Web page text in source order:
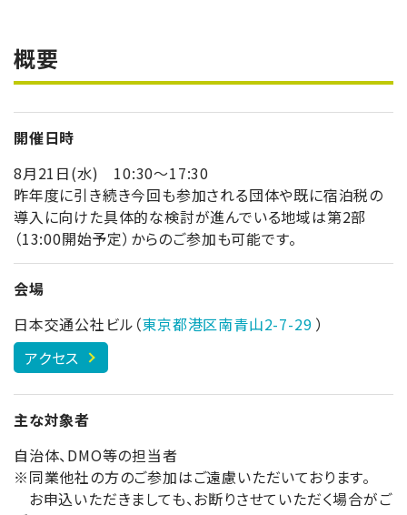
概要
開催日時
8月21日(水) 10:30～17:30
昨年度に引き続き今回も参加される団体や既に宿泊税の
導入に向けた具体的な検討が進んでいる地域は第2部
（13:00開始予定）からのご参加も可能です。
会場
日本交通公社ビル（東京都港区南青山2-7-29）
アクセス
主な対象者
自治体、DMO等の担当者
※同業他社の方のご参加はご遠慮いただいております。
お申込いただきましても、お断りさせていただく場合がご